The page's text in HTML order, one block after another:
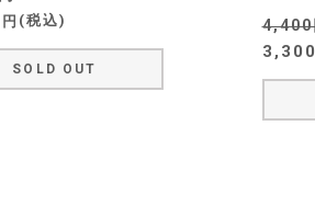
税込
SOLD OUT
4,400
3,300